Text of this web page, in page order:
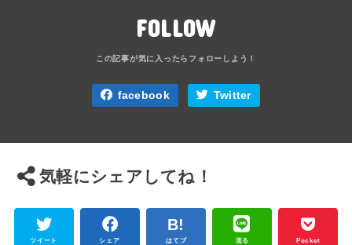
FOLLOW
facebook Twitter
気軽にシェアしてね！
ツイート シェア はてブ 送る Pocket